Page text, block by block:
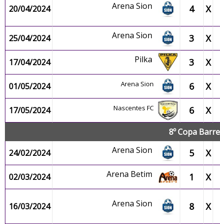
20/04/2024 Arena Sion 4 X
25/04/2024 Arena Sion 3 X
17/04/2024 Pilka 3 X
01/05/2024 Arena Sion 6 X
17/05/2024 Nascentes FC 6 X
8º Copa
24/02/2024
Arena Sion 5 X
02/03/2024 Arena Betim 1 X
16/03/2024 Arena Sion 8 X